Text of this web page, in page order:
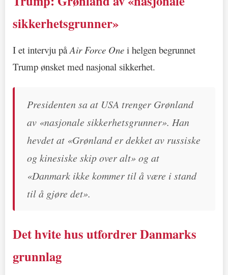
sikkerhetsgrunner»
I et intervju påAir Force One i helgen begrunnet
Trump ønsket med nasjonal sikkerhet.
Presidenten sa at USA trenger Grønland
av «nasjonale sikkerhetsgrunner». Han
hevdet at «Grønland er dekket av russiske
og kinesiske skip over alt» og at
«Danmark ikke kommer til å være i stand
til å gjøre det».
Det hvite hus utfordrer Danmarks
grunnlag